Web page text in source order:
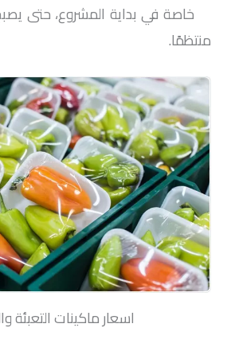
خاصة في بداية المشروع، حتى
منتظمًا.
اسعار ماكينات التعبئة